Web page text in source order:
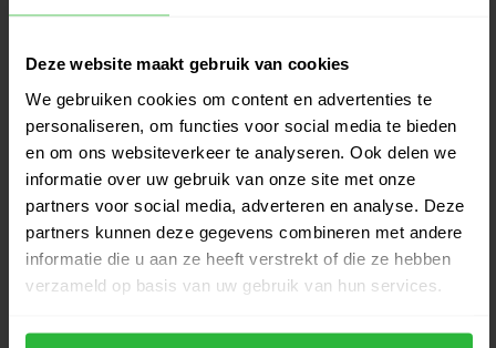
Deze website maakt gebruik van cookies
We gebruiken cookies om content en advertenties te
personaliseren, om functies voor social media te bieden
en om ons websiteverkeer te analyseren. Ook delen we
informatie over uw gebruik van onze site met onze
partners voor social media, adverteren en analyse. Deze
partners kunnen deze gegevens combineren met andere
informatie die u aan ze heeft verstrekt of die ze hebben
verzameld op basis van uw gebruik van hun services.
slant putter RH
Op voorraad
TaylorMade Spider Tour X
Torched slant putter RH
Op voorraad
TaylorMade Spider Tour Torched
DB putter RH
€399,00